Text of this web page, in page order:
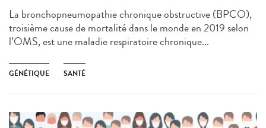
La bronchopneumopathie chronique obstructive (BPCO),
troisième cause de mortalité dans le monde en 2019 selon
l’OMS, est une maladie respiratoire chronique...
GÉNÉTIQUE SANTÉ